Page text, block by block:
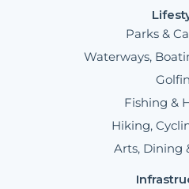
Parks &
Waterways,
Fishing &
Hiking,
Arts, Dining